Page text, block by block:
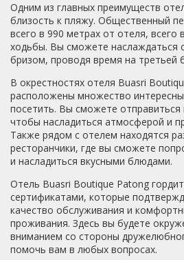
которую кладут- плохого
был казус во время уборки,
когда убирался парень. ( бывает
убирают- они молодцы) Так вот,
нашу обувь которая стояла вдоль
на друга! Он взял грязные шлепки
кеды!! Понимаете, что было?
отбеливателем! Зачем он строил
обуви!? Потом вообще был фурор.
по азии 2,5 месяца, у меня с
шампунь, прозрачный, в
экономичный, и что самое
Врач прописал мне делать маску
каждый день ( на ночь) и утром я
шампунем. Он лежал рядом с
бальзамом. когда эта больша
не видно сколько там шампуня. У
4 дня. И вот, я встаю в 6 утра,
головы, тороплюсь, ведь скоро
Одним из главных преимуществ
близость к пляжу. Общественный
всего в 990 метрах от отеля, всего
ходьбы. Вы сможете наслаждаться
бризом, проводя время на третьей
В окрестностях отеля Buasri
расположены множество
посетить. Вы сможете
чтобы насладиться атмосферой и
Также рядом с отелем находятся
ресторанчики, где вы сможете
и насладиться вкусными блюдами.
Отель Buasri Boutique Patong
сертификатами, которые
качество обслуживания и
проживания. Здесь вы будете
вниманием со стороны
помочь вам в любых вопросах.